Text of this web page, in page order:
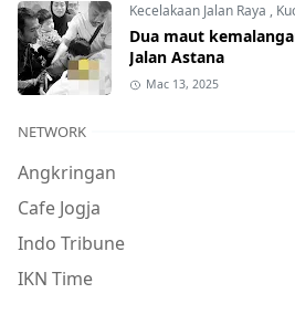
Kecelakaan Jalan Raya ,
Dua maut
Jalan Astana
Mac 13, 2025
NETWORK
Angkringan
Cafe Jogja
Indo Tribune
IKN Time